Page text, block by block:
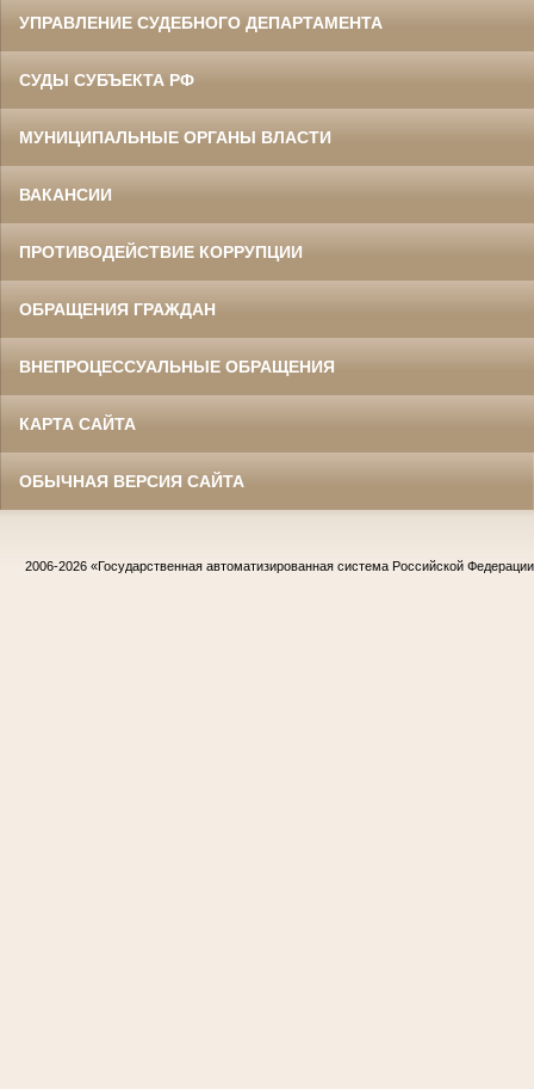
УПРАВЛЕНИЕ СУДЕБНОГО ДЕПАРТАМЕНТА
СУДЫ СУБЪЕКТА РФ
МУНИЦИПАЛЬНЫЕ ОРГАНЫ ВЛАСТИ
ВАКАНСИИ
ПРОТИВОДЕЙСТВИЕ КОРРУПЦИИ
ОБРАЩЕНИЯ ГРАЖДАН
ВНЕПРОЦЕССУАЛЬНЫЕ ОБРАЩЕНИЯ
КАРТА САЙТА
ОБЫЧНАЯ ВЕРСИЯ САЙТА
2006-2026 «Государственная автоматизированная система Российской